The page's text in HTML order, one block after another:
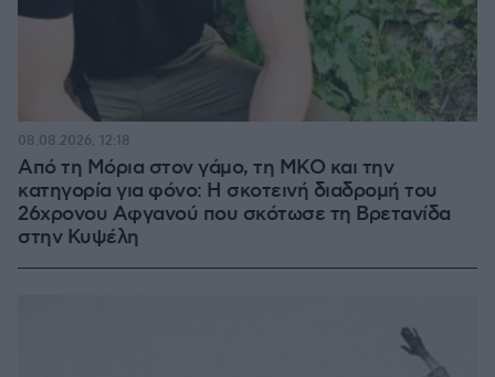
Από τη Μόρια στον γάμο, τη ΜΚΟ και την
κατηγορία για φόνο: Η σκοτεινή διαδρομή του
26χρονου Αφγανού που σκότωσε τη Βρετανίδα
στην Κυψέλη
08.08.2026, 12:18